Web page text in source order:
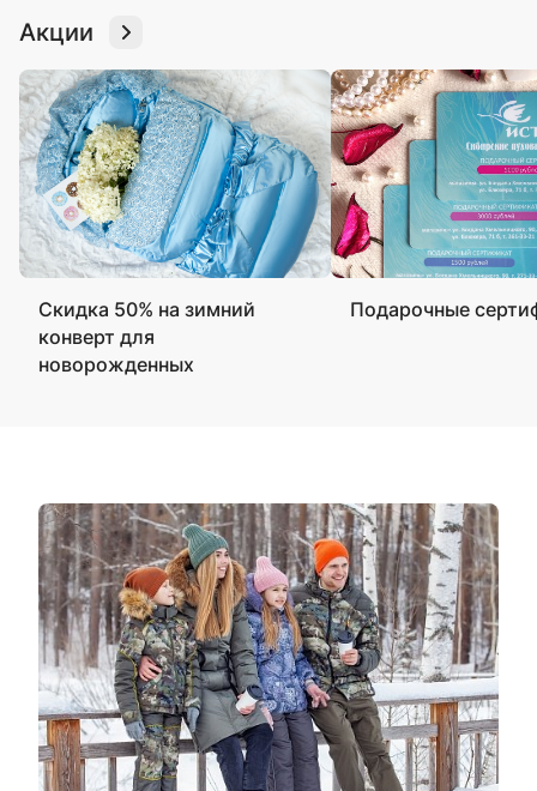
Акции
Скидка 50% на зимний
конверт для
новорожденных
Подарочные